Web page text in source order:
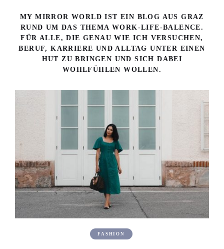
MY MIRROR WORLD IST EIN BLOG AUS GRAZ
RUND UM DAS THEMA WORK-LIFE-BALENCE.
FÜR ALLE, DIE GENAU WIE ICH VERSUCHEN,
BERUF, KARRIERE UND ALLTAG UNTER EINEN
HUT ZU BRINGEN UND SICH DABEI
WOHLFÜHLEN WOLLEN.
FASHION